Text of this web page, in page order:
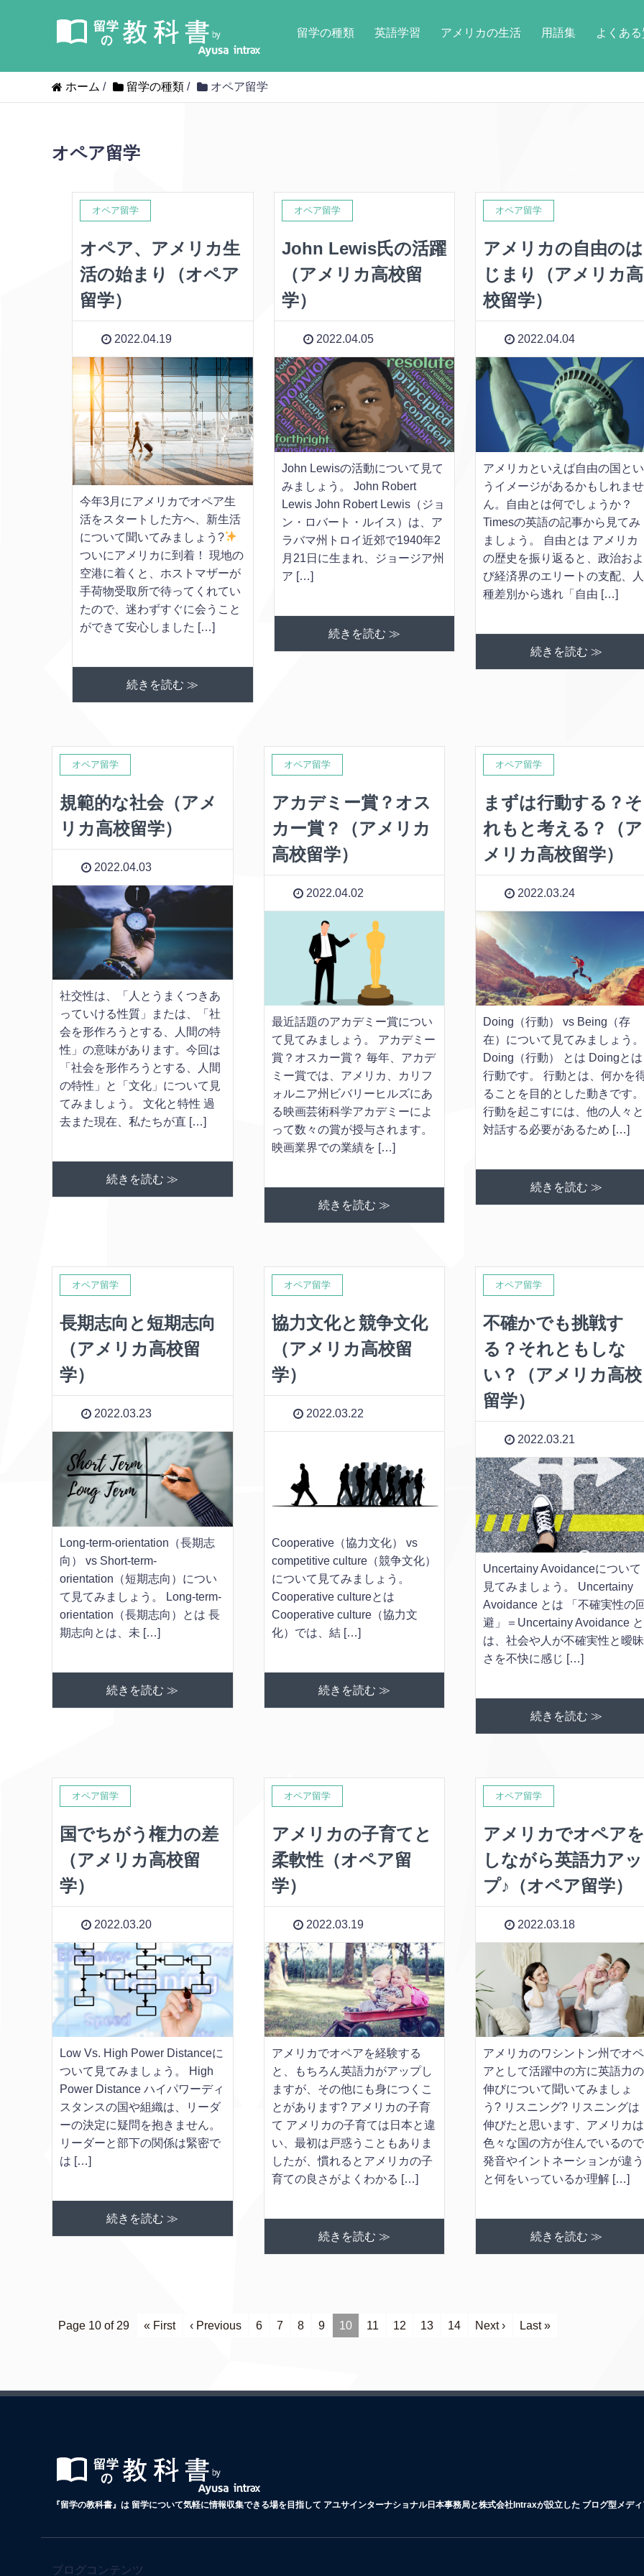
留学の種類 英語学習 アメリカの生活 用語集 よくある
ホーム / 留学の種類 / オペア留学
オペア留学
オペア留学
オペア、アメリカ生
活の始まり（オペア
留学）
2022.04.19
今年3月にアメリカでオペア生
活をスタートした方へ、新生活
について聞いてみましょう?
ついにアメリカに到着！ 現地の
空港に着くと、ホストマザーが
手荷物受取所で待ってくれてい
たので、迷わずすぐに会うこと
ができて安心しました […]
続きを読む ≫
オペア留学
John Lewis氏の活躍
（アメリカ高校留
学）
2022.04.05
John Lewisの活動について見て
みましょう。 John Robert
Lewis John Robert Lewis（ジョ
ン・ロバート・ルイス）は、ア
ラバマ州トロイ近郊で1940年2
月21日に生まれ、ジョージア州
ア […]
続きを読む ≫
オペア留学
アメリカの自由のは
じまり（アメリカ高
校留学）
2022.04.04
アメリカといえば自由の国とい
うイメージがあるかもしれませ
ん。自由とは何でしょうか？
Timesの英語の記事から見てみ
ましょう。 自由とは アメリカ
の歴史を振り返ると、政治およ
び経済界のエリートの支配、人
種差別から逃れ「自由 […]
続きを読む ≫
オペア留学
規範的な社会（アメ
リカ高校留学）
2022.04.03
社交性は、「人とうまくつきあ
っていける性質」または、「社
会を形作ろうとする、人間の特
性」の意味があります。今回は
「社会を形作ろうとする、人間
の特性」と「文化」について見
てみましょう。 文化と特性 過
去また現在、私たちが直 […]
続きを読む ≫
オペア留学
アカデミー賞？オス
カー賞？（アメリカ
高校留学）
2022.04.02
最近話題のアカデミー賞につい
て見てみましょう。 アカデミー
賞？オスカー賞？ 毎年、アカデ
ミー賞では、アメリカ、カリフ
ォルニア州ビバリーヒルズにあ
る映画芸術科学アカデミーによ
って数々の賞が授与されます。
映画業界での業績を […]
続きを読む ≫
オペア留学
まずは行動する？そ
れもと考える？（ア
メリカ高校留学）
2022.03.24
Doing（行動） vs Being（存
在）について見てみましょう。
Doing（行動） とは Doingとは
行動です。 行動とは、何かを
ることを目的とした動きです。
行動を起こすには、他の人々と
対話する必要があるため […]
続きを読む ≫
オペア留学
長期志向と短期志向
（アメリカ高校留
学）
2022.03.23
Long-term-orientation（長期志
向） vs Short-term-
orientation（短期志向）につい
て見てみましょう。 Long-term-
orientation（長期志向）とは 長
期志向とは、未 […]
続きを読む ≫
オペア留学
協力文化と競争文化
（アメリカ高校留
学）
2022.03.22
Cooperative（協力文化） vs
competitive culture（競争文化）
について見てみましょう。
Cooperative cultureとは
Cooperative culture（協力文
化）では、結 […]
続きを読む ≫
オペア留学
不確かでも挑戦す
る？それともしな
い？（アメリカ高校
留学）
2022.03.21
Uncertainy Avoidanceについて
見てみましょう。 Uncertainy
Avoidance とは 「不確実性の回
避」＝Uncertainy Avoidance と
は、社会や人が不確実性と曖昧
さを不快に感じ […]
続きを読む ≫
オペア留学
国でちがう権力の差
（アメリカ高校留
学）
2022.03.20
Low Vs. High Power Distanceに
ついて見てみましょう。 High
Power Distance ハイパワーディ
スタンスの国や組織は、リーダ
ーの決定に疑問を抱きません。
リーダーと部下の関係は緊密で
は […]
続きを読む ≫
オペア留学
アメリカの子育てと
柔軟性（オペア留
学）
2022.03.19
アメリカでオペアを経験する
と、もちろん英語力がアップし
ますが、その他にも身につくこ
とがあります? アメリカの子育
て アメリカの子育ては日本と違
い、最初は戸惑うこともありま
したが、慣れるとアメリカの子
育ての良さがよくわかる […]
続きを読む ≫
オペア留学
アメリカでオペアを
しながら英語力アッ
プ♪（オペア留学）
2022.03.18
アメリカのワシントン州でオペ
アとして活躍中の方に英語力の
伸びについて聞いてみましょ
う? リスニング? リスニングは
伸びたと思います、アメリカは
色々な国の方が住んでいるので
発音やイントネーションが違う
と何をいっているか理解 […]
続きを読む ≫
Page 10 of 29 « First ‹ Previous 6 7 8 9 10 11 12 13 14 Next › Last »
『留学の教科書』は 留学について気軽に情報収集できる場を目指して アユサインターナショナル日本事務局と株式会社Intraxが設立した ブログ型メディ
ブログコンテンツ